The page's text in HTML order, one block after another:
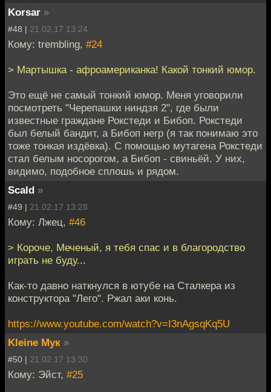
Korsar »
#48 | 21.02.17 13:24
Кому: trembling, #24
> Мартышка - афроамериканка! Какой тонкий юмор.
Это ещё не самый тонкий юмор. Меня уговорили
посмотреть "Черепашки ниндзя 2", где были
известные граждане Рокстеди и Бибоп. Рокстеди
был белый бандит, а Бибоп негр (я так понимаю это
тоже тонкая издёвка). С помощью мутагена Рокстеди
стал белым носорогом, а Бибоп - свиньёй. У них,
видимо, подобное сплошь и рядом.
Scald »
#49 | 21.02.17 13:28
Кому: Лжец, #46
> Короче, Меченый, я тебя спас и в благородство
играть не буду...
Как-то давно наткнулся в ютубе на Сталкера из
конструктора "Лего". Ржал аки конь.
https://www.youtube.com/watch?v=I3nAgsqKq5U
Kleine Мук »
#50 | 21.02.17 13:30
Кому: Эйст, #25